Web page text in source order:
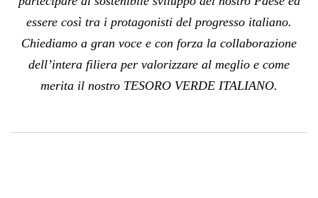
essere così tra i protagonisti del progresso italiano.
Chiediamo a gran voce e con forza la collaborazione
dell’intera filiera per valorizzare al meglio e come
merita il nostro TESORO VERDE ITALIANO.